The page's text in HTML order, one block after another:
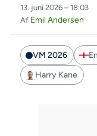
13. juni 2026 – 18:03
Af Emil Andersen
VM 2026
Harry Kane